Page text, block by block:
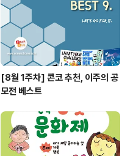
[8월 1주차] 콘코 추천, 이주의 공
모전 베스트